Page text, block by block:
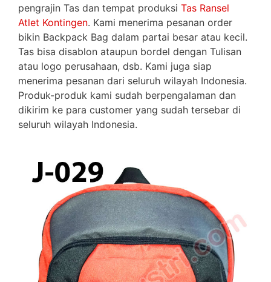
pengrajin Tas dan tempat produksi Tas Ransel
Atlet Kontingen. Kami menerima pesanan order
bikin Backpack Bag dalam partai besar atau kecil.
Tas bisa disablon ataupun bordel dengan Tulisan
atau logo perusahaan, dsb. Kami juga siap
menerima pesanan dari seluruh wilayah Indonesia.
Produk-produk kami sudah berpengalaman dan
dikirim ke para customer yang sudah tersebar di
seluruh wilayah Indonesia.